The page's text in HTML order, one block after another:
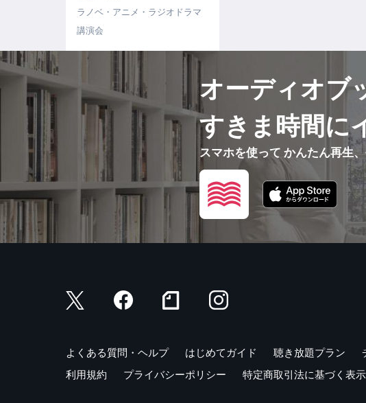
ラノベ・アニメ・ラジオドラマ
講演会
オーディオブ
すきま時間に
スマホを使って かんたん再生
よくある質問・ヘルプ はじめてガイド 聴き放題プラン
利用規約
プライバシーポリシー 特定商取引法に基づく表示